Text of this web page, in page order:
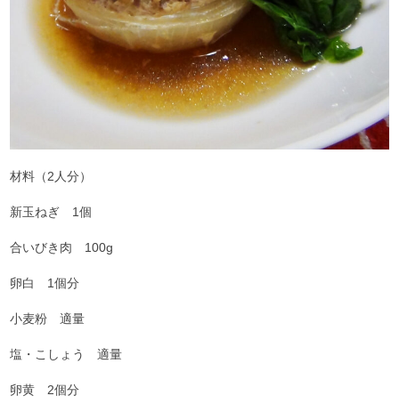
材料（2人分）
新玉ねぎ 1個
合いびき肉 100g
卵白 1個分
小麦粉 適量
塩・こしょう 適量
卵黄 2個分